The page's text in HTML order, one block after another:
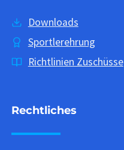
Downloads
Sportlerehrung
Richtlinien Zuschüsse
Rechtliches